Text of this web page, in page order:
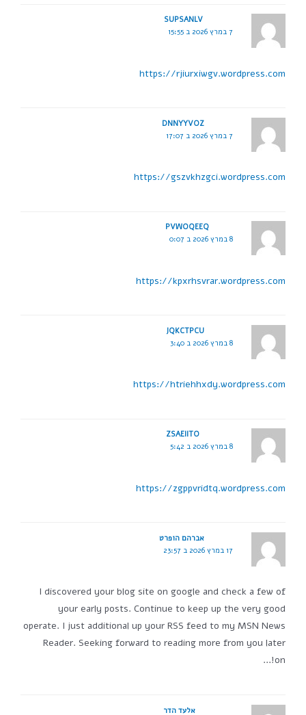
SUPSANLV
7 במרץ 2026 ב 15:55
https://rjiurxiwgv.wordpress.com
DNNYYVOZ
7 במרץ 2026 ב 17:07
https://gszvkhzgci.wordpress.com
PVWOQEEQ
8 במרץ 2026 ב 0:07
https://kpxrhsvrar.wordpress.com
JQKCTPCU
8 במרץ 2026 ב 3:40
https://htriehhxdy.wordpress.com
ZSAEIITO
8 במרץ 2026 ב 5:42
https://zgppvridtq.wordpress.com
אברהם הופרט
17 במרץ 2026 ב 23:57
I discovered your blog site on google and check a few of
your early posts. Continue to keep up the very good
operate. I just additional up your RSS feed to my MSN News
Reader. Seeking forward to reading more from you later
on!…
אלעד הדר